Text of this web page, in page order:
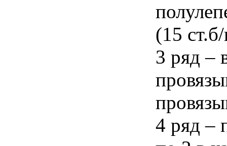
(15
3 ряд –
4 ряд –